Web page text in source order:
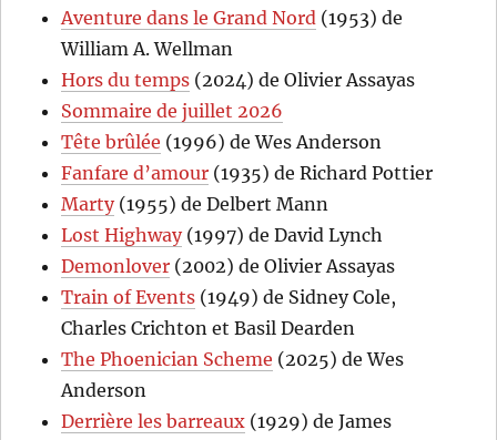
Aventure dans le Grand Nord (1953) de
William A. Wellman
Hors du temps (2024) de Olivier Assayas
Sommaire de juillet 2026
Tête brûlée (1996) de Wes Anderson
Fanfare d’amour (1935) de Richard Pottier
Marty(1955) de Delbert Mann
Lost Highway(1997) de David Lynch
Demonlover (2002) de Olivier Assayas
Train of Events (1949) de Sidney Cole,
Charles Crichton et Basil Dearden
The Phoenician Scheme (2025) de Wes
Anderson
Derrière les barreaux (1929) de James